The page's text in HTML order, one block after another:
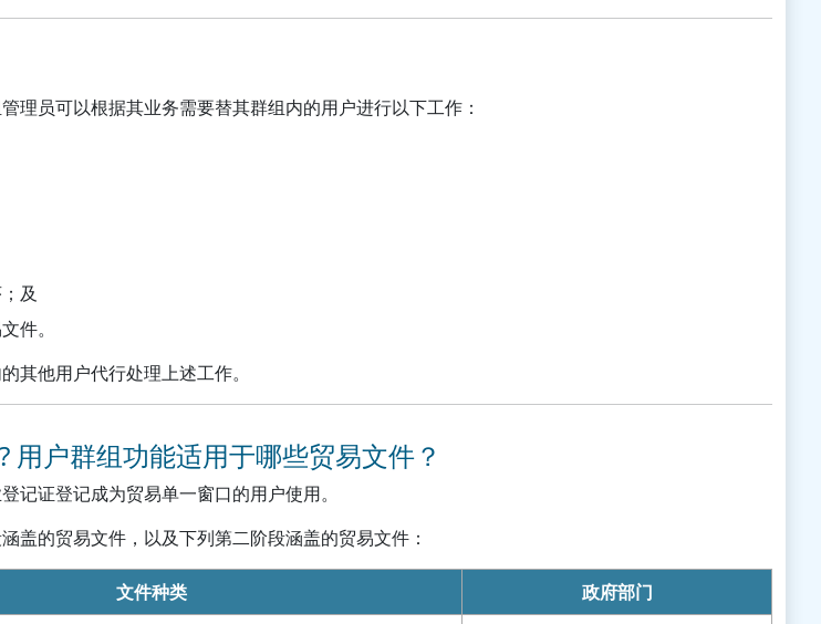
理员可以根据其业务需要替其群组内的用户进行以下工作：
及
件。
其他用户代行处理上述工作。
用户群组功能适用于哪些贸易文件？
记证登记成为贸易单一窗口的用户使用。
盖的贸易文件，以及下列第二阶段涵盖的贸易文件：
文件种类
政府部门